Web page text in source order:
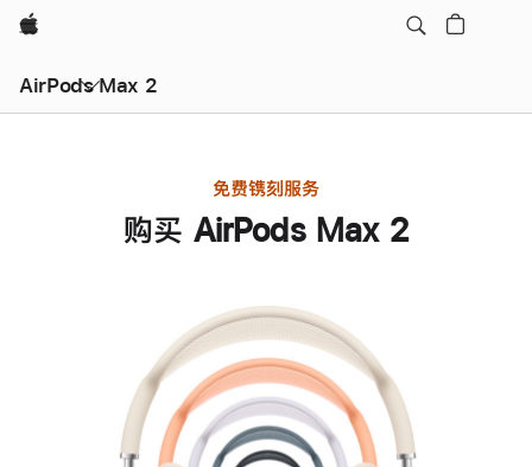
Apple
AirPods Max 2
免费镌刻服务
购买 AirPods Max 2